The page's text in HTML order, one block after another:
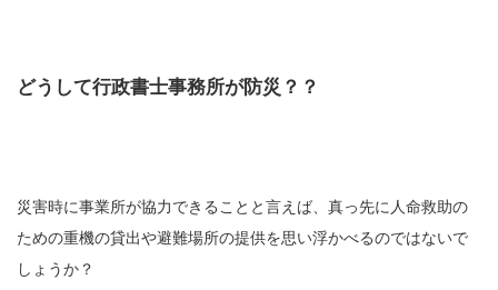
どうして行政書士事務所が防災？？
災害時に事業所が協力できることと言えば、真っ先に人命救助の
ための重機の貸出や避難場所の提供を思い浮かべるのではないで
しょうか？